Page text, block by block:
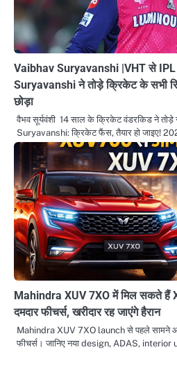
Vaibhav Suryavanshi |VHT से
Suryavanshi ने तोड़े क्रिकेट के सभी
छोड़ा
वैभव सूर्यवंशी 14 साल के क्रिकेट वंडरकिड ने तोड़े
Suryavanshi: क्रिकेट फैंस, तैयार हो जाइए!
Mahindra XUV 7XO में मिल सकते हैं
दमदार फीचर्स, खरीदार रह जाएंगे हैरान
Mahindra XUV 7XO launch से पहले सामने
फीचर्स। जानिए नया design, ADAS,